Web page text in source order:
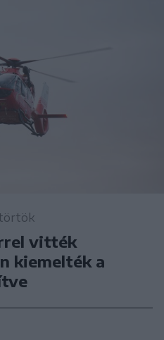
vitték
kiemelték a